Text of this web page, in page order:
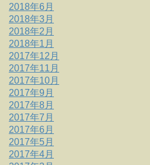
2018年6月
2018年3月
2018年2月
2018年1月
2017年12月
2017年11月
2017年10月
2017年9月
2017年8月
2017年7月
2017年6月
2017年5月
2017年4月